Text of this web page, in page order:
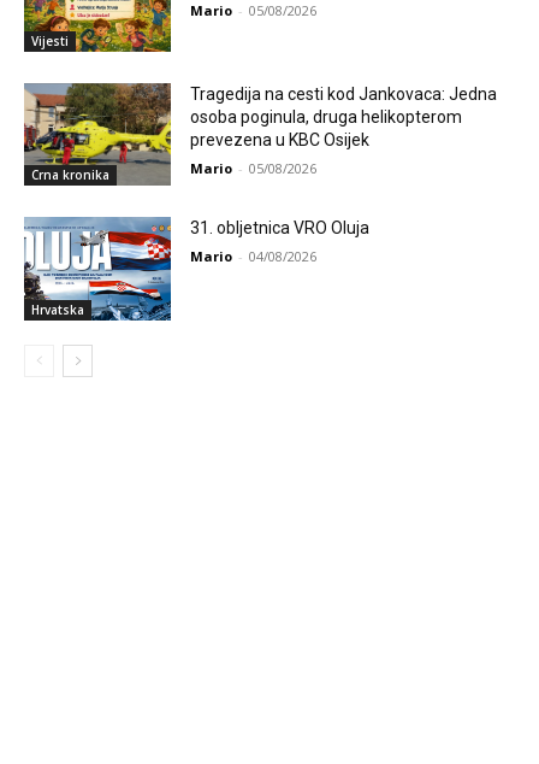
Vijesti
Mario - 05/08/2026
Crna kronika
Tragedija na cesti kod Jankovaca: Jedna
osoba poginula, druga helikopterom
prevezena u KBC Osijek
Mario - 05/08/2026
Hrvatska
31. obljetnica VRO Oluja
Mario - 04/08/2026